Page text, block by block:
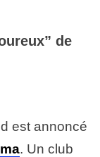
de
est annoncé
. Un club